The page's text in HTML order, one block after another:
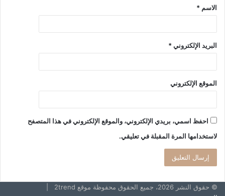
الاسم *
البريد الإلكتروني *
الموقع الإلكتروني
احفظ اسمي، بريدي الإلكتروني، والموقع الإلكتروني في هذا المتصفح
لاستخدامها المرة المقبلة في تعليقي.
© حقوق النشر 2026، جميع الحقوق محفوظة موقع 2trend |